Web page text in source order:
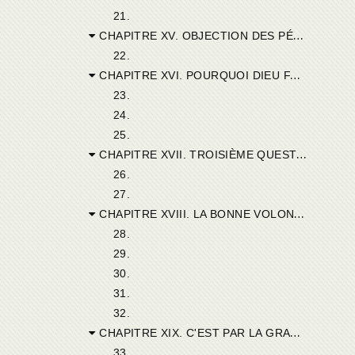
21.
CHAPITRE XV. OBJECTION DES PÉLAGIENS. PERFECTION RELATIVE. ON A RAISON D'APPELER PARFAIT EN VERTU CELUI QUI Y A FAIT DE GRANDS PROGRÈS.
22.
CHAPITRE XVI. POURQUOI DIEU FAIT TEL PRÉCEPTE, SACHANT QU'IL NE SERA POINT GARDÉ.
23.
24.
25.
CHAPITRE XVII. TROISIÈME QUESTION : POURQUOI, DANS CETTE VIE, PERSONNE N'EST-IL SANS PÉCHÉ ?
26.
27.
CHAPITRE XVIII. LA BONNE VOLONTÉ VIENT DE DIEU.
28.
29.
30.
31.
32.
CHAPITRE XIX. C'EST PAR LA GRACE QUE VIENNENT LA CONNAISANCE ET L'ATTRAIT DU BIEN.
33.